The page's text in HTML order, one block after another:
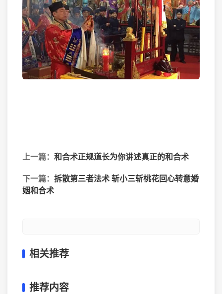
上一篇： 和合术正规道长为你讲述真正的和合术
下一篇： 拆散第三者法术 斩小三斩桃花回心转意婚
姻和合术
相关推荐
推荐内容